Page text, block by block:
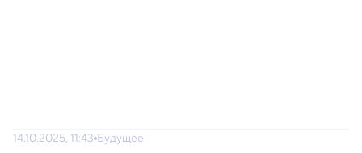
14.10.2025, 11:43 Будущее